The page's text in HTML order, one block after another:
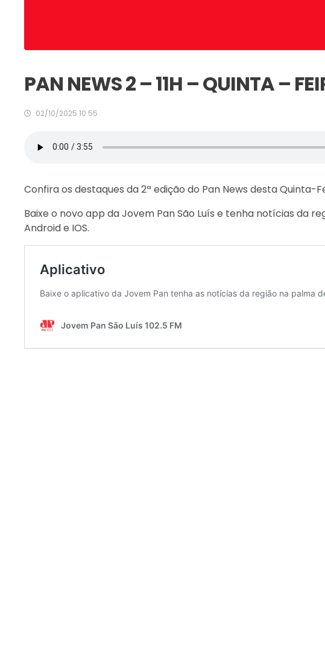
PAN NEWS 2 – 11H – QUINTA –
02/10/2025 10:55
Confira os destaques da 2ª edição do Pan News desta Quinta-
Baixe o novo app da Jovem Pan São Luís e tenha notícias da
Android e IOS.